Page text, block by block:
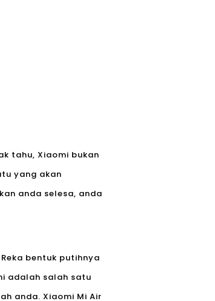
tahu, Xiaomi bukan
yang akan
anda selesa, anda
bentuk putihnya
adalah salah satu
anda. Xiaomi Mi Air